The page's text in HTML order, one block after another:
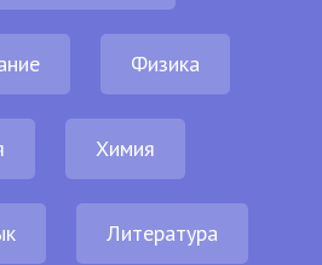
Физика
Химия
Литература